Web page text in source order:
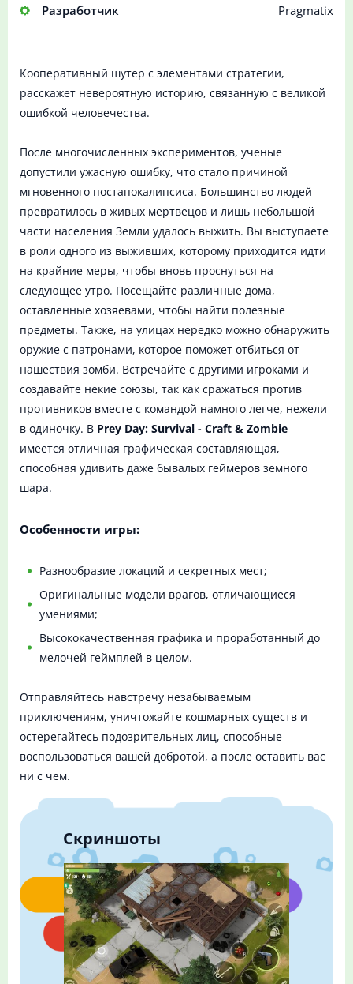
Разработчик
Pragmatix
Кооперативный шутер с элементами стратегии,
расскажет невероятную историю, связанную с великой
ошибкой человечества.
После многочисленных экспериментов, ученые
допустили ужасную ошибку, что стало причиной
мгновенного постапокалипсиса. Большинство людей
превратилось в живых мертвецов и лишь небольшой
части населения Земли удалось выжить. Вы выступаете
в роли одного из выживших, которому приходится идти
на крайние меры, чтобы вновь проснуться на
следующее утро. Посещайте различные дома,
оставленные хозяевами, чтобы найти полезные
предметы. Также, на улицах нередко можно обнаружить
оружие с патронами, которое поможет отбиться от
нашествия зомби. Встречайте с другими игроками и
создавайте некие союзы, так как сражаться против
противников вместе с командой намного легче, нежели
в одиночку. В Prey Day: Survival - Craft & Zombie
имеется отличная графическая составляющая,
способная удивить даже бывалых геймеров земного
шара.
Особенности игры:
Разнообразие локаций и секретных мест;
Оригинальные модели врагов, отличающиеся
умениями;
Высококачественная графика и проработанный до
мелочей геймплей в целом.
Отправляйтесь навстречу незабываемым
приключениям, уничтожайте кошмарных существ и
остерегайтесь подозрительных лиц, способные
воспользоваться вашей добротой, а после оставить вас
ни с чем.
Скриншоты